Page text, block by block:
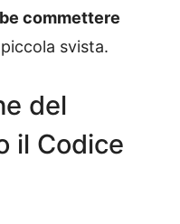
commettere
svista.
del
il Codice